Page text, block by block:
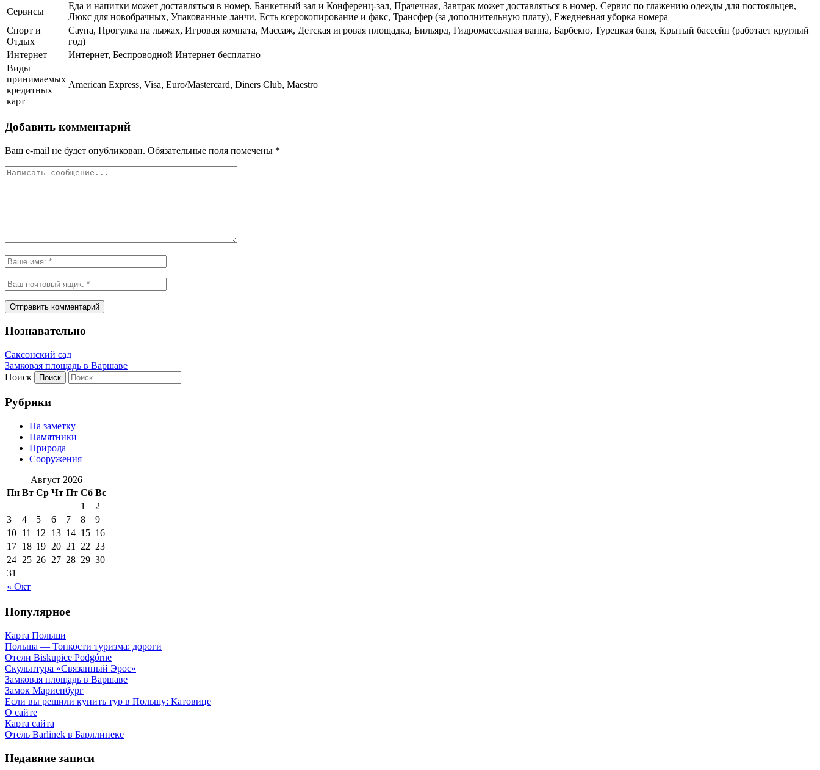
Сервисы
Еда и напитки может доставляться в номер, Банкетный зал и Конференц-зал, Прачечная, Завтрак может доставляться в номер, Сервис по глажению одежды для постояльцев,
Люкс для новобрачных, Упакованные ланчи, Есть ксерокопирование и факс, Трансфер (за дополнительную плату), Ежедневная уборка номера
Спорт и
Отдых
Сауна, Прогулка на лыжах, Игровая комната, Массаж, Детская игровая площадка, Бильярд, Гидромассажная ванна, Барбекю, Турецкая баня, Крытый бассейн (работает круглый
год)
Интернет
Интернет, Беспроводной Интернет бесплатно
Виды
принимаемых
кредитных
карт
American Express, Visa, Euro/Mastercard, Diners Club, Maestro
Добавить комментарий
Ваш e-mail не будет опубликован. Обязательные поля помечены *
Познавательно
Саксонский сад
Замковая площадь в Варшаве
Поиск
Рубрики
На заметку
Памятники
Природа
Сооружения
Август 2026
Пн Вт Ср Чт Пт Сб Вс
« Окт
1
2
3
4 5 6 7 8
9
10 11 12 13 14 15 16
17 18 19 20 21 22 23
24 25 26 27 28 29 30
31
Популярное
Карта Польши
Польша — Тонкости туризма: дороги
Отели Biskupice Podgórne
Скульптура «Связанный Эрос»
Замковая площадь в Варшаве
Замок Мариенбург
Если вы решили купить тур в Польшу: Катовице
О сайте
Карта сайта
Отель Barlinek в Барллинеке
Недавние записи